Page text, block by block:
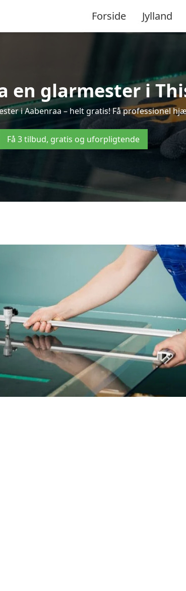
Forside Jylland
en glarmester i
i Aabenraa – helt gratis! Få professionel
Få 3 tilbud, gratis og uforpligtende